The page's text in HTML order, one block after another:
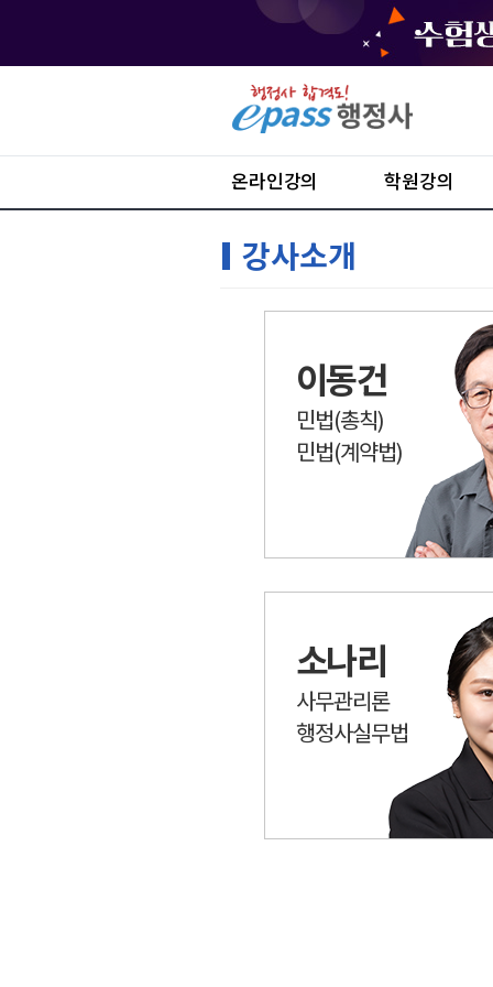
온라인강의 학원강의
강사소개
이동건
민법(총칙)
민법(계약법)
소나리
사무관리론
행정사실무법